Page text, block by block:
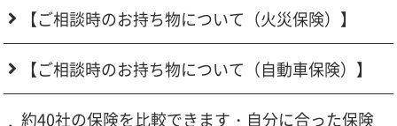
【ご相談時のお持ち物について（火災保険）】
【ご相談時のお持ち物について（自動車保険）】
約40社の保険を比較できます・自分に合った保険